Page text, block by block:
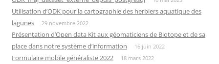
Utilisation d’ODK pour la cartographie des herbiers aquatique des
lagunes
29 novembre 2022
Présentation d’Open data Kit aux géomaticiens de Biotope et de sa
place dans notre système d’information
16 juin 2022
Formulaire mobile généraliste 2022 18 mars 2022